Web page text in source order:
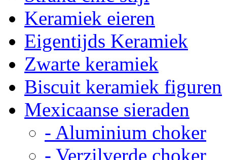
Keramiek eieren
Eigentijds Keramiek
Zwarte keramiek
Biscuit keramiek figuren
Mexicaanse sieraden
- Aluminium choker
- Verzilverde choker